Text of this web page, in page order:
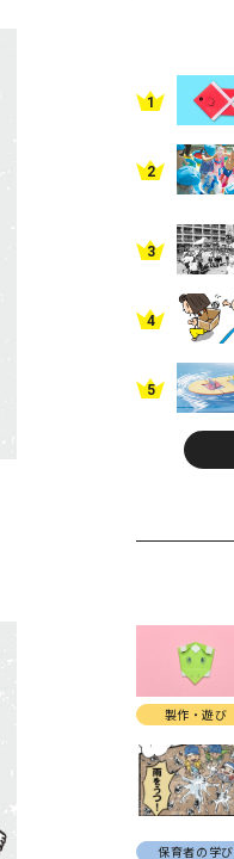
1
2
3
4
5
製作・遊び
保育者の学び